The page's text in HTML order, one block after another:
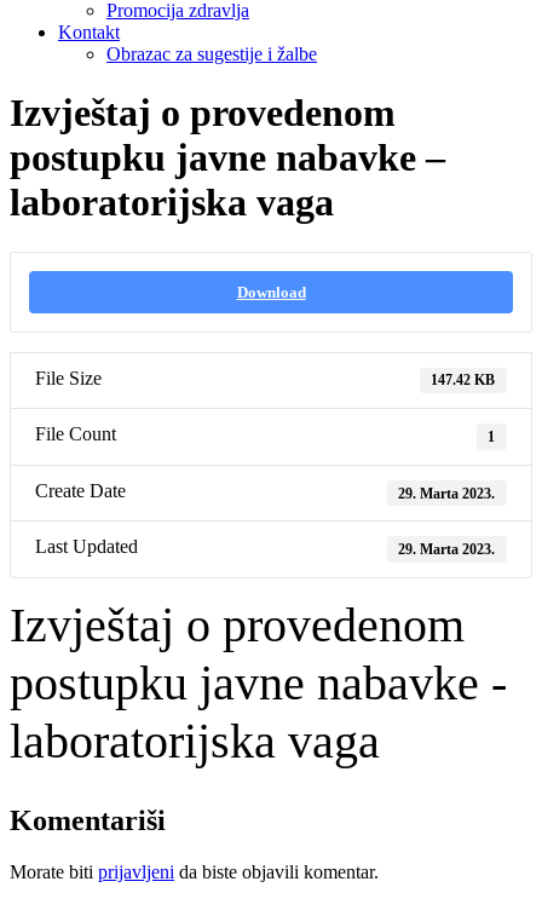
Promocija zdravlja
Kontakt
Obrazac za sugestije i žalbe
Izvještaj o provedenom
postupku javne nabavke –
laboratorijska vaga
Download
File Size 147.42 KB
File Count 1
Create Date 29. Marta 2023.
Last Updated 29. Marta 2023.
Izvještaj o provedenom
postupku javne nabavke -
laboratorijska vaga
Komentariši
Morate biti prijavljeni da biste objavili komentar.